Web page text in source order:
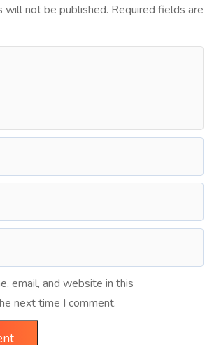
will not be published. Required fields are
email, and website in this
next time I comment.